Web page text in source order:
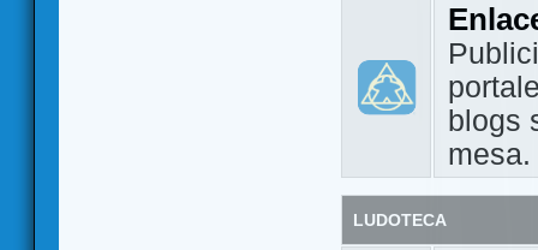
blogs
mesa.
LUDOTECA